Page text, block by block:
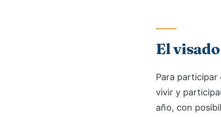
El
Para participar
vivir y
año, con